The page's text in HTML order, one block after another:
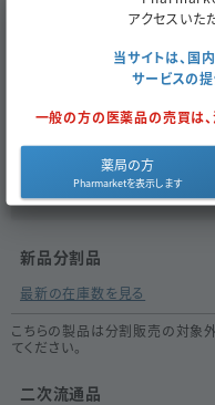
200件
セルトラリン錠２５
お気に入り
内
服
医薬品種
別
発
新品分割品
最新の在庫数を見る
こちらの製品は分割販売の対象
てください。
二次流通品
アクセスいた
当サイトは、国
サービスの提
一般の方の医薬品の売買は、
薬局の方